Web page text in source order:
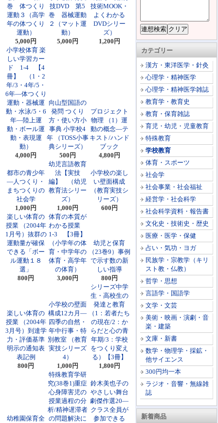
カテゴリー
漢方・東洋医学・針灸
心理学・精神医学
心理学・精神医学雑誌
教育学・教育史
教育・保育雑誌
育児・幼児・児童教育
特殊教育
学校教育
体育・スポーツ
社会学
社会事業・社会福祉
経営学・社会科学
社会科学資料・報告書
文化史・技術史・歴史
医療・医学・保健
占い・気功・ヨガ
民族学・宗教学（キリ
スト教・仏教）
哲学・思想
言語学・国語学
文学・文芸
美術・映画・演劇・音
楽・建築
文庫・新書
数学・物理学・採鉱・
他サイエンス
300円均一本
ラジオ・音響・無線雑
誌
新着商品
巻 体つくり
運動３（高学
年の体つくり
運動）
5,000円
技DVD 第5
巻 器械運動
２（マット運
動）
5,000円
技術MOOK・
よくわかる
DVDシリー
ズ）
1,200円
小学校体育 楽
しい学習カー
ド 1-4 【4
冊】 （1・2
年/3・4年/5・
6年―体つくり
運動・器械運
動・水泳/5・6
年―陸上運
動・ボール運
動・表現運
動）
4,000円
向山型国語の
発問 つくり
方・使い方小
事典 小学校4
年 （TOSS小事
典シリーズ）
500円
プロジェクト
物理 （1）運
動の概念―テ
キスト/ハンド
ブック
4,800円
都市の青少年
―人つくり・
まちつくりの
社会学
1,000円
幼児言語教育
法【実技
編】 （幼児
教育法シリー
ズ）
1,000円
小学校の楽し
い壁面構成
（教育実技シ
リーズ）
600円
楽しい体育の
授業 （2004年
1月号）抜群の
運動量が確保
できる「ボー
ル運動１８
選」
800円
体育の本質が
わかる授業
1-3 【3冊】
（小学年の体
育・中学年の
体育・高学年
の体育）
3,000円
幼児と保育
（23巻9）事例
で示す数の新
しい指導
800円
楽しい体育の
授業 （2004年
3月号）到達学
力・評価基準
明示の通知表
表記例
800円
小学校の壁面
構成12カ月―
四季の自然・
年中行事・特
別教室 （教育
実技シリーズ
4）
1,000円
シリーズ中学
生・高校生の
発達と教育
（1：若者たち
の現在/2：か
らだと心の青
年期/3：学校
をつくり変え
る）【3冊】
1,800円
幼稚園保育全
特殊教育学研
究(38巻1)重症
心身障害児の
授業過程の分
析/精神遅滞者
の問題解決に
鈴木美也子の
やさしい舞台
劇傑作選20―
クラス全員が
参加できる